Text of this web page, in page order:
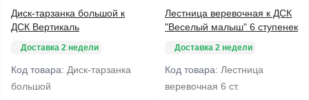
Диск-тарзанка большой к
ДСК Вертикаль
Доставка 2 недели
Код товара: Диск-тарзанка
большой
Лестница веревочная к ДСК
"Веселый малыш" 6 ступенек
Доставка 2 недели
Код товара: Лестница
веревочная 6 ст.